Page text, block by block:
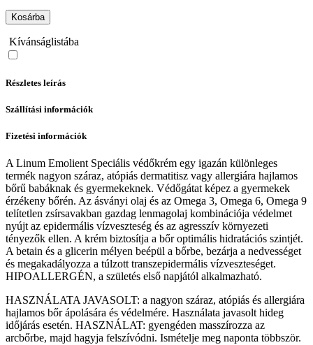
Kosárba
Kívánságlistába
Részletes leírás
Szállítási információk
Fizetési információk
A Linum Emolient Speciális védőkrém egy igazán különleges
termék nagyon száraz, atópiás dermatitisz vagy allergiára hajlamos
bőrű babáknak és gyermekeknek. Védőgátat képez a gyermekek
érzékeny bőrén. Az ásványi olaj és az Omega 3, Omega 6, Omega 9
telítetlen zsírsavakban gazdag lenmagolaj kombinációja védelmet
nyújt az epidermális vízveszteség és az agresszív környezeti
tényezők ellen. A krém biztosítja a bőr optimális hidratációs szintjét.
A betain és a glicerin mélyen beépül a bőrbe, bezárja a nedvességet
és megakadályozza a túlzott transzepidermális vízveszteséget.
HIPOALLERGÉN, a születés első napjától alkalmazható.
HASZNÁLATA JAVASOLT: a nagyon száraz, atópiás és allergiára
hajlamos bőr ápolására és védelmére. Használata javasolt hideg
időjárás esetén. HASZNÁLAT: gyengéden masszírozza az
arcbőrbe, majd hagyja felszívódni. Ismételje meg naponta többször.